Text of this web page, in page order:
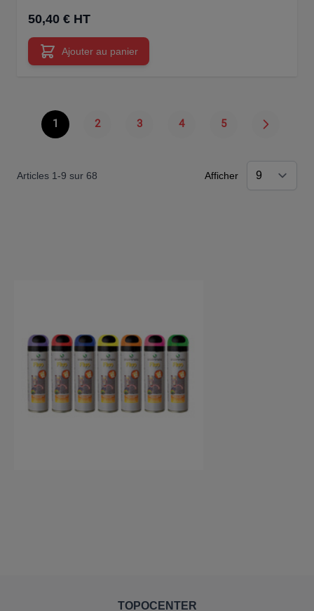
50,40 € HT
Ajouter au panier
Articles 1-9 sur 68
Vous lisez actuellement la page
1 Page
2 Page
3 Page
4 Page
5
Afficher
TOPOCENTER